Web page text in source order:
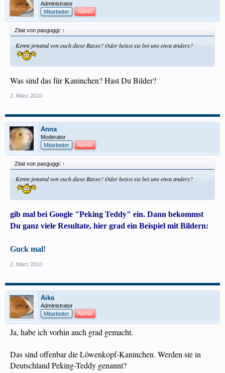
Administrator
Mitarbeiter
Admin
Zitat von pasguggi: ↑
Kennt jemand von euch diese Rasse? Oder heisst sie bei uns etwa anders?
Was sind das für Kaninchen? Hast Du Bilder?
2. März 2010
Anna
Moderator
Mitarbeiter
Admin
Zitat von pasguggi: ↑
Kennt jemand von euch diese Rasse? Oder heisst sie bei uns etwa anders?
gib mal bei Google "Peking Teddy" ein. Dann bekommst
Du ganz viele Resultate, hier grad ein Beispiel mit Bildern:
Guck mal!
2. März 2010
Aika
Administrator
Mitarbeiter
Admin
Ja, habe ich vorhin auch grad gemacht.
Das sind offenbar die Löwenkopf-Kaninchen. Werden sie in
Deutschland Peking-Teddy genannt?